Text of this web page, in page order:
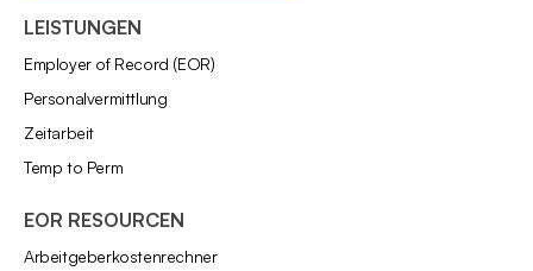
LEISTUNGEN
Employer of Record (EOR)
Personalvermittlung
Zeitarbeit
Temp to Perm
EOR RESOURCEN
Arbeitgeberkostenrechner